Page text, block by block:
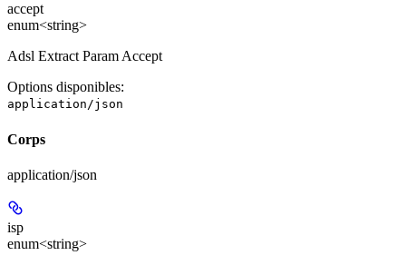
accept
enum<string>
Adsl Extract Param Accept
Options disponibles:
application/json
Corps
application/json
isp
enum<string>